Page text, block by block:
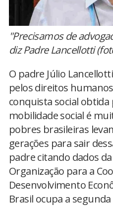
"Precisamos de
diz Padre Lancellotti
O padre Júlio
pelos direitos
conquista social obtida
mobilidade social é
pobres brasileiras
gerações para sair
padre citando dados
Organização para a
Desenvolvimento
Brasil ocupa a